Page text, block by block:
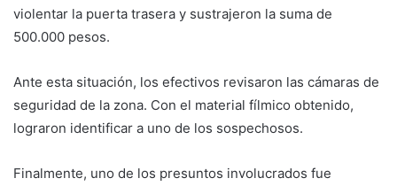
violentar la puerta trasera y sustrajeron la suma de
500.000 pesos.
Ante esta situación, los efectivos revisaron las cámaras de
seguridad de la zona. Con el material fílmico obtenido,
lograron identificar a uno de los sospechosos.
Finalmente, uno de los presuntos involucrados fue